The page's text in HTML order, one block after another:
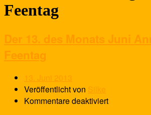
Feentag
Der 13. des Monats Juni
Feentag
13. Juni 2013
Veröffentlicht von Silke
Kommentare deaktiviert